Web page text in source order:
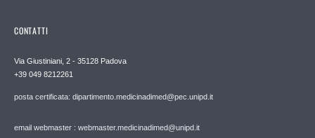
CONTATTI
Via Giustiniani, 2 - 35128 Padova
+39 049 8212261
posta certificata: dipartimento.medicinadimed@pec.unipd.it
email webmaster : webmaster.medicinadimed@unipd.it